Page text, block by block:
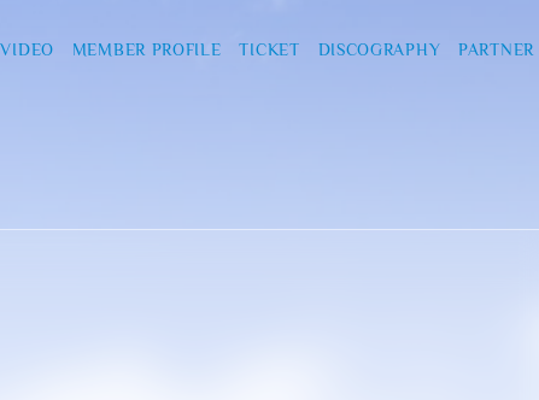
VIDEO MEMBER PROFILE TICKET DISCOGRAPHY PARTNER